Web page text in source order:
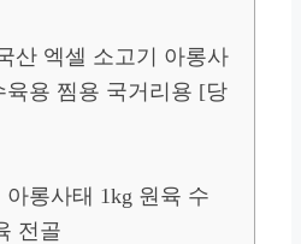
산 엑셀 소고기 아롱사
육용 찜용 국거리용 [당
롱사태 1kg 원육 수
전골